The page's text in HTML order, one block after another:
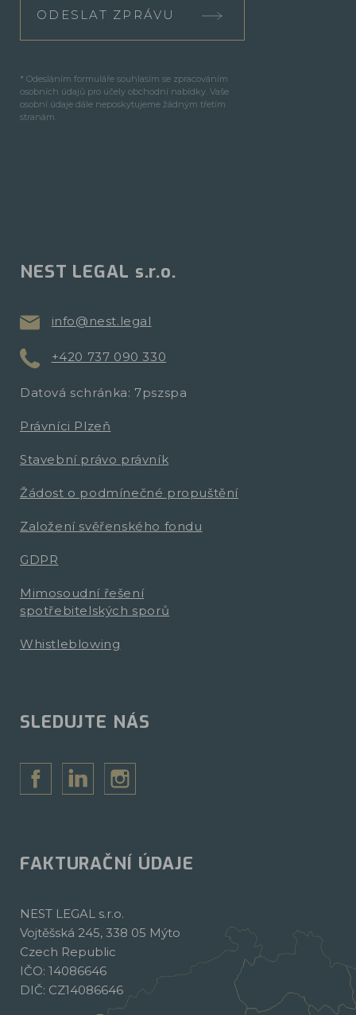
ODESLAT ZPRÁVU
* Odesláním formuláře souhlasím se zpracováním
osobních údajů pro účely obchodní nabídky. Vaše
osobní údaje dále neposkytujeme žádným třetím
stranám.
NEST LEGAL s.r.o.
info@nest.legal
+420 737 090 330
Datová schránka: 7pszspa
Právníci Plzeň
Stavební právo právník
Žádost o podmínečné propuštění
Založení svěřenského fondu
GDPR
Mimosoudní řešení
spotřebitelských sporů
Whistleblowing
SLEDUJTE NÁS
FAKTURAČNÍ ÚDAJE
NEST LEGAL s.r.o.
Vojtěšská 245, 338 05 Mýto
Czech Republic
IČO: 14086646
DIČ: CZ14086646